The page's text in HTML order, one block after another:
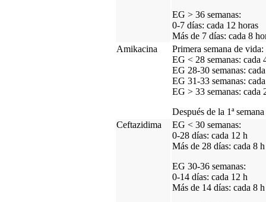
EG > 36 semanas:
0-7 días: cada 12 horas
Más de 7 días: cada 8
Amikacina
Primera semana de vida:
EG < 28 semanas: cada
EG 28-30 semanas:
EG 31-33 semanas:
EG > 33 semanas: cada
Después de la 1ª
Ceftazidima
EG < 30 semanas:
0-28 días: cada 12 h
Más de 28 días: cada 8 h
EG 30-36 semanas:
0-14 días: cada 12 h
Más de 14 días: cada 8 h